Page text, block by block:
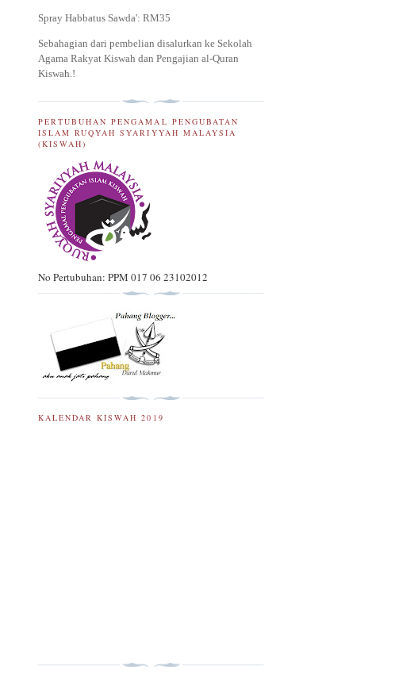
Spray Habbatus Sawda': RM35
Sebahagian dari pembelian disalurkan ke Sekolah
Agama Rakyat Kiswah dan Pengajian al-Quran
Kiswah.!
PERTUBUHAN PENGAMAL PENGUBATAN
ISLAM RUQYAH SYARIYYAH MALAYSIA
(KISWAH)
No Pertubuhan: PPM 017 06 23102012
KALENDAR KISWAH 2019